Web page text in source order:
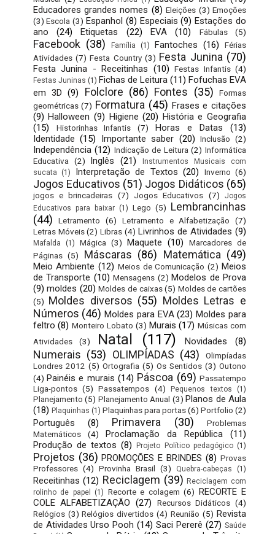
Educadores grandes nomes (8) Eleições (3) Emoções
(3) Escola (3) Espanhol (8) Especiais (9) Estações do
ano
(24) Etiquetas (22) EVA (10) Fábulas (5)
Facebook (38) Família (1) Fantoches (16)
Férias
Atividades (7) Festa Country (3) Festa Junina (70)
Festa Junina - Receitinhas (10) Festas Infantis (4)
Festas Juninas (1) Fichas de Leitura (11) Fofuchas EVA
em 3D (9) Folclore (86) Fontes (35)
Formas
geométricas (7) Formatura (45) Frases e citações
(9) Halloween (9) Higiene (20) História e Geografia
(15)
Historinhas Infantis (7) Horas e Datas
(13)
Identidade (15) Importante saber (20) Inclusão (2)
Independência (12) Indicação de Leitura (2) Informática
Educativa
(2) Inglês (21)
Instrumentos Musicais com
sucata
(1) Interpretação de Textos (20) Inverno (6)
Jogos Educativos (51) Jogos Didáticos (65)
jogos e brincadeiras (7) Jogos Educativos (7)
Jogos
Educativos para baixar (1) Lego (5) Lembrancinhas
(44)
Letramento (6) Letramento e Alfabetização
(7)
Letras Móveis (2) Libras (4) Livrinhos de Atividades (9)
Mafalda (1) Mágica (3) Maquete (10)
Marcadores de
Páginas (5) Máscaras (86) Matemática (49)
Meio Ambiente (12) Meios de Comunicação (2) Meios
de Transporte (10) Mensagens (2) Modelos de Prova
(9) moldes (20) Moldes de caixas (5) Moldes de cartões
(5) Moldes diversos (55) Moldes Letras e
Números (46) Moldes para EVA (23) Moldes para
feltro (8) Monteiro Lobato (3) Murais (17) Músicas com
Atividades
(3) Natal (117) Novidades (8)
Numerais (53) OLIMPÍADAS (43)
Olimpíadas
Londres 2012 (5) Ortografia (5) Os Sentidos (3) Outono
(4) Painéis e murais (14) Páscoa (69) Passatempo
Liga-pontos (5) Passatempos (4) Pequenos textos (1)
Planejamento (5) Planejamento Anual (3) Planos de Aula
(18) Plaquinhas (1) Plaquinhas para portas(6) Portfolio (2)
Português (8) Primavera (30)
Problemas
Matemáticos
(4) Proclamação da República
(11)
Produção de textos (8) Projeto Político pedagógico (1)
Projetos (36) PROMOÇÕES E BRINDES (8) Provas
Professores (4) Provinha Brasil (3) Quebra-cabeças (1)
Receitinhas (12) Reciclagem (39) Reciclagem com
rolinho de papel
(1) Recorte e colagem (6) RECORTE E
COLE ALFABETIZAÇÃO (27) Recursos Didáticos (4)
Relógios (3) Relógios divertidos (4) Reunião (5) Revista
de Atividades Urso Pooh (14) Saci Pererê (27) Saúde